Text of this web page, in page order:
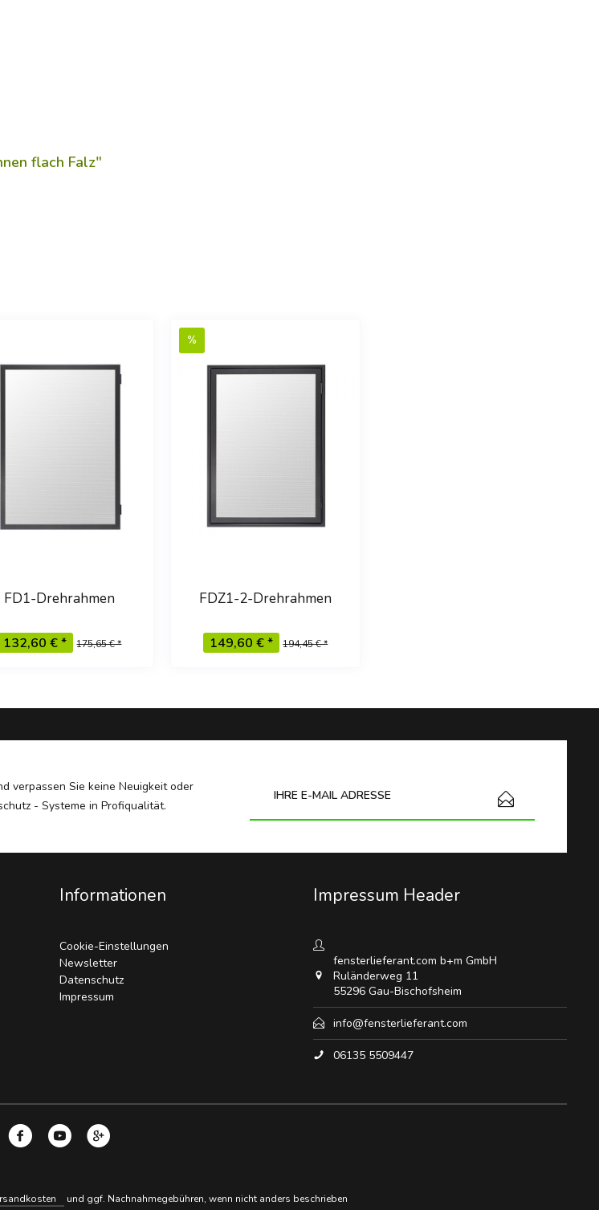
flach Falz"
FD1-Drehrahmen
132,60 € * 175,65 € *
FDZ1-2-Drehrahmen
149,60 € * 194,45 € *
verpassen Sie keine Neuigkeit oder
- Systeme in Profiqualität.
Informationen
Cookie-Einstellungen
Newsletter
Datenschutz
Impressum
Impressum Header
fensterlieferant.com b+m GmbH
Ruländerweg 11
55296 Gau-Bischofsheim
info@fensterlieferant.com
06135 5509447
und ggf. Nachnahmegebühren, wenn nicht anders beschrieben